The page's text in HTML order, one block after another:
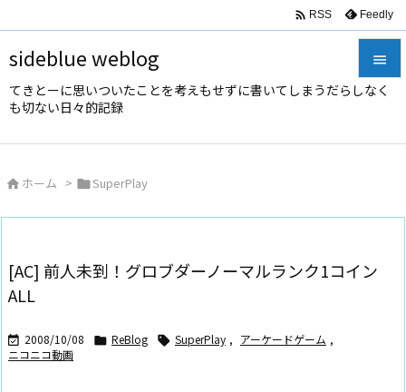
sideblue weblog
てきとーに思いついたことを考えもせずに書いてしまうだらしなく
も切ない日々的記録



 RSS Feedly
 ホーム > SuperPlay
[AC] 前人未到！グロブダーノーマルランク1コイン
ALL
 2008/10/08  ReBlog  SuperPlay , アーケードゲーム ,
ニコニコ動画